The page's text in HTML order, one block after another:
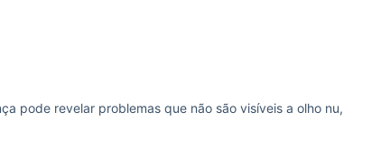
pode revelar problemas que não são visíveis a olho nu,